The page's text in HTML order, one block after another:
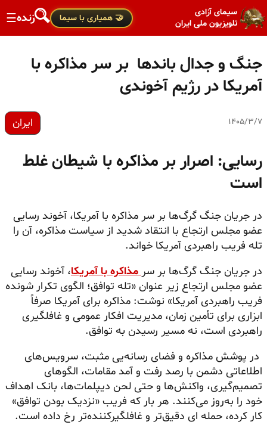
سیمای آزادی
تلویزیون ملی ایران
🤝 همیاری با سیما زنده☰
جنگ و جدال باندها بر سر مذاکره با
آمریکا در رژیم آخوندی
۱۴۰۵/۳/۷ ایران
رسایی: اصرار بر مذاکره با شیطان غلط
است
در جریان جنگ گرگ‌ها بر سر مذاکره با آمریکا، آخوند رسایی
عضو مجلس ارتجاع با انتقاد شدید از سیاست مذاکره، آن را
تله فریب راهبردی آمریکا خواند.
در جریان جنگ گرگ‌ها بر سرمذاکره با آمریکا، آخوند رسایی
عضو مجلس ارتجاع زیر عنوان «تله توافق؛ الگوی تکرار شونده
فریب راهبردی آمریکا» نوشت: مذاکره برای آمریکا صرفاً
ابزاری برای تأمین زمان، مدیریت افکار عمومی و غافلگیری
راهبردی است، نه مسیر رسیدن به توافق.
در پوشش مذاکره و فضای رسانه‌یی مثبت، سرویس‌های
اطلاعاتی دشمن با رصد رفت و آمد مقامات، الگوهای
تصمیم‌گیری، واکنش‌ها و حتی لحن دیپلمات‌ها، بانک اهداف
خود را به‌روز می‌کنند. هر بار که فریب «نزدیک بودن توافق»
کار کرده، حمله ای دقیق‌تر و غافلگیرکننده‌تر رخ داده است.